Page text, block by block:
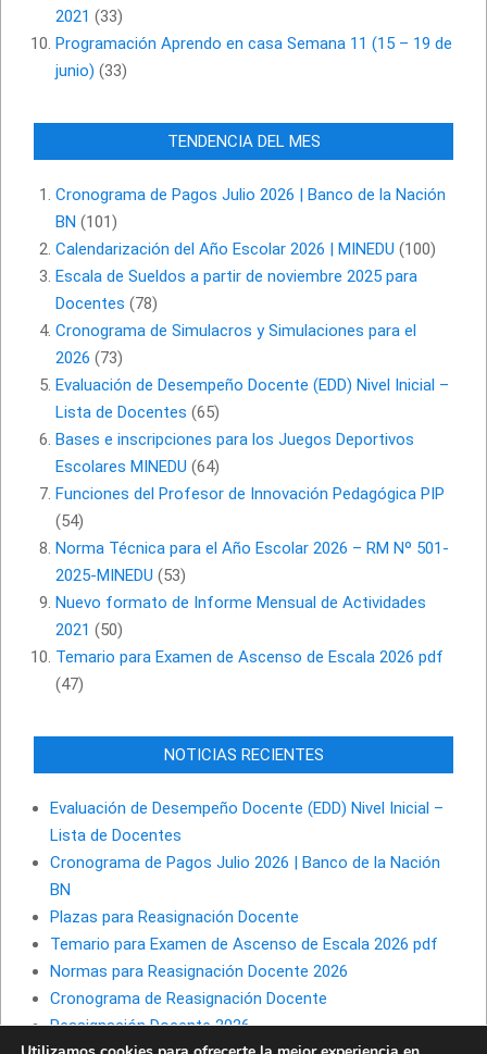
2021 (33)
Programación Aprendo en casa Semana 11 (15 – 19 de
junio) (33)
TENDENCIA DEL MES
Cronograma de Pagos Julio 2026 | Banco de la Nación
BN (101)
Calendarización del Año Escolar 2026 | MINEDU (100)
Escala de Sueldos a partir de noviembre 2025 para
Docentes (78)
Cronograma de Simulacros y Simulaciones para el
2026 (73)
Evaluación de Desempeño Docente (EDD) Nivel Inicial –
Lista de Docentes (65)
Bases e inscripciones para los Juegos Deportivos
Escolares MINEDU (64)
Funciones del Profesor de Innovación Pedagógica PIP
(54)
Norma Técnica para el Año Escolar 2026 – RM Nº 501-
2025-MINEDU (53)
Nuevo formato de Informe Mensual de Actividades
2021 (50)
Temario para Examen de Ascenso de Escala 2026 pdf
(47)
NOTICIAS RECIENTES
Evaluación de Desempeño Docente (EDD) Nivel Inicial –
Lista de Docentes
Cronograma de Pagos Julio 2026 | Banco de la Nación
BN
Plazas para Reasignación Docente
Temario para Examen de Ascenso de Escala 2026 pdf
Normas para Reasignación Docente 2026
Cronograma de Reasignación Docente
Reasignación Docente 2026